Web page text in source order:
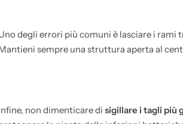
degli errori più comuni è lasciare i
sempre una struttura aperta al
non dimenticare di sigillare i tagli più